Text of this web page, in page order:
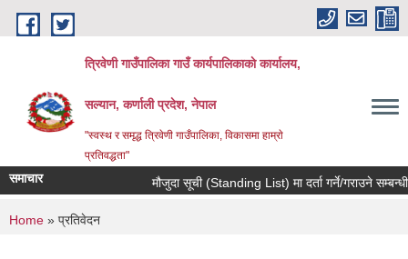
Skip to main content
त्रिवेणी गाउँपालिका गाउँ कार्यपालिकाकाे कार्यालय,
सल्यान, कर्णाली प्रदेश, नेपाल
"स्वस्थ र समृद्ध त्रिवेणी गाउँपालिका, विकासमा हाम्राे
प्रतिवद्धता"
समाचार मौजुदा सूची (Standing List) मा दर्ता गर्ने/गराउने
You are here
Home » प्रतिवेदन